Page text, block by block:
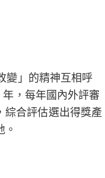
變」的精神互相呼
，每年國內外評審
綜合評估選出得獎產